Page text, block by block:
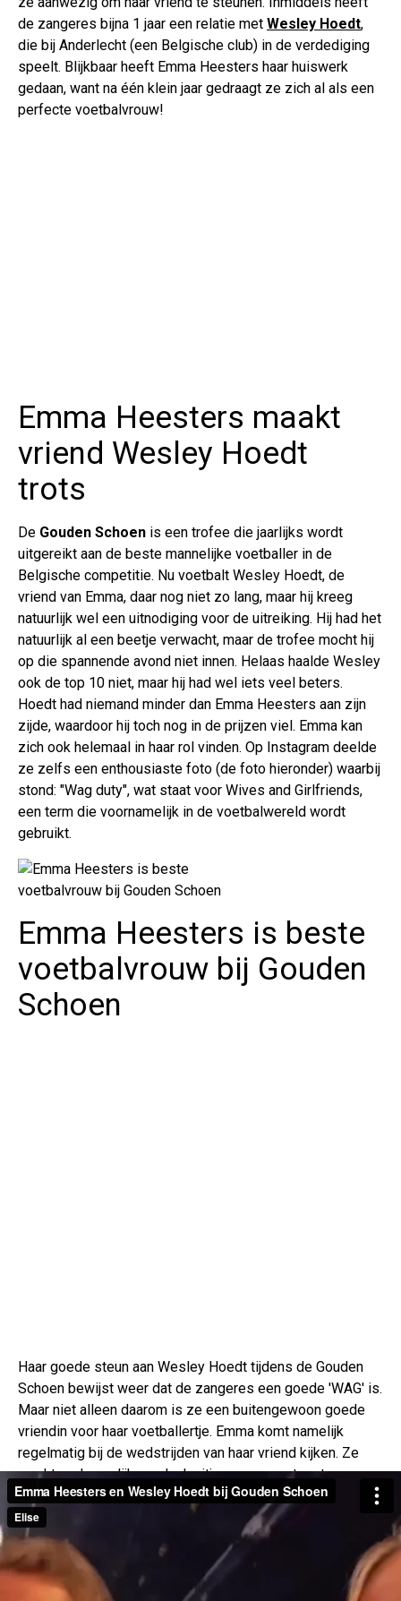
de zangeres bijna 1 jaar een relatie met Wesley Hoedt,
die bij Anderlecht (een Belgische club) in de verdediging
speelt. Blijkbaar heeft Emma Heesters haar huiswerk
gedaan, want na één klein jaar gedraagt ze zich al als een
perfecte voetbalvrouw!
Emma Heesters maakt
vriend Wesley Hoedt
trots
De Gouden Schoen is een trofee die jaarlijks wordt
uitgereikt aan de beste mannelijke voetballer in de
Belgische competitie. Nu voetbalt Wesley Hoedt, de
vriend van Emma, daar nog niet zo lang, maar hij kreeg
natuurlijk wel een uitnodiging voor de uitreiking. Hij had het
natuurlijk al een beetje verwacht, maar de trofee mocht hij
op die spannende avond niet innen. Helaas haalde Wesley
ook de top 10 niet, maar hij had wel iets veel beters.
Hoedt had niemand minder dan Emma Heesters aan zijn
zijde, waardoor hij toch nog in de prijzen viel. Emma kan
zich ook helemaal in haar rol vinden. Op Instagram deelde
ze zelfs een enthousiaste foto (de foto hieronder) waarbij
stond: "Wag duty", wat staat voor Wives and Girlfriends,
een term die voornamelijk in de voetbalwereld wordt
gebruikt.
Emma Heesters is beste
voetbalvrouw bij Gouden
Schoen
Haar goede steun aan Wesley Hoedt tijdens de Gouden
Schoen bewijst weer dat de zangeres een goede 'WAG' is.
Maar niet alleen daarom is ze een buitengewoon goede
vriendin voor haar voetballertje. Emma komt namelijk
regelmatig bij de wedstrijden van haar vriend kijken. Ze
maakt er dan gelijk een leuk uitje van, en gaat met
vriendinnen langs de kant zitten. Dat doet Emma maar
knap, want met haar drukke schema is het moeilijk om een
gaatje te vinden. De zangeres moet natuurlijk overal en
nergens zijn om op te treden of om aan te schuiven bij een
talkshow. Toch lukt het haar om vaak bij Wesley zijn